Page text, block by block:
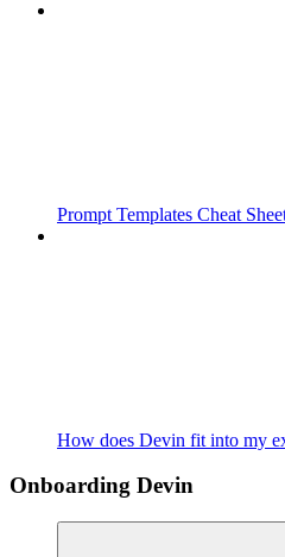
Prompt Templates Cheat
How does Devin fit into my
Onboarding Devin